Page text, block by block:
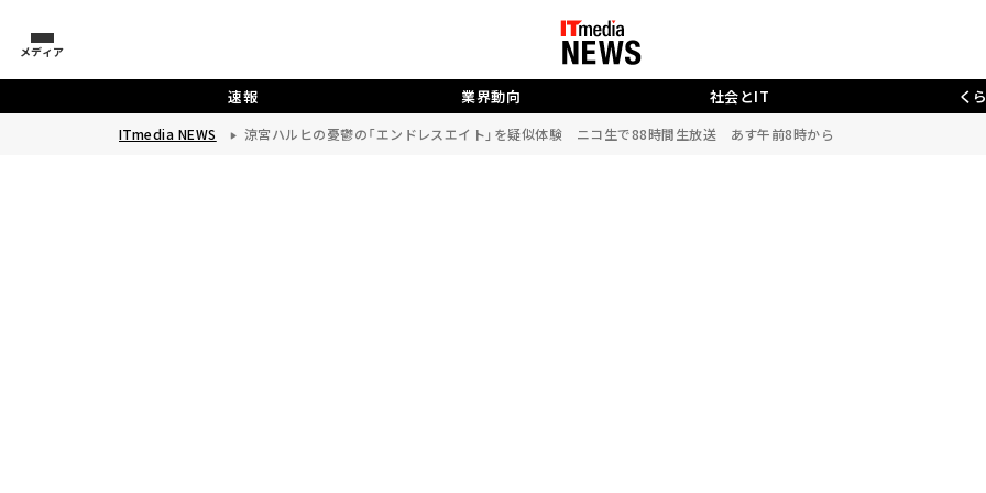
メディア
速報 業界動向 社会とIT く
ITmedia NEWS 涼宮ハルヒの憂鬱の「エンドレスエイト」を疑似体験 ニコ生で88時間生放送 あす午前8時から